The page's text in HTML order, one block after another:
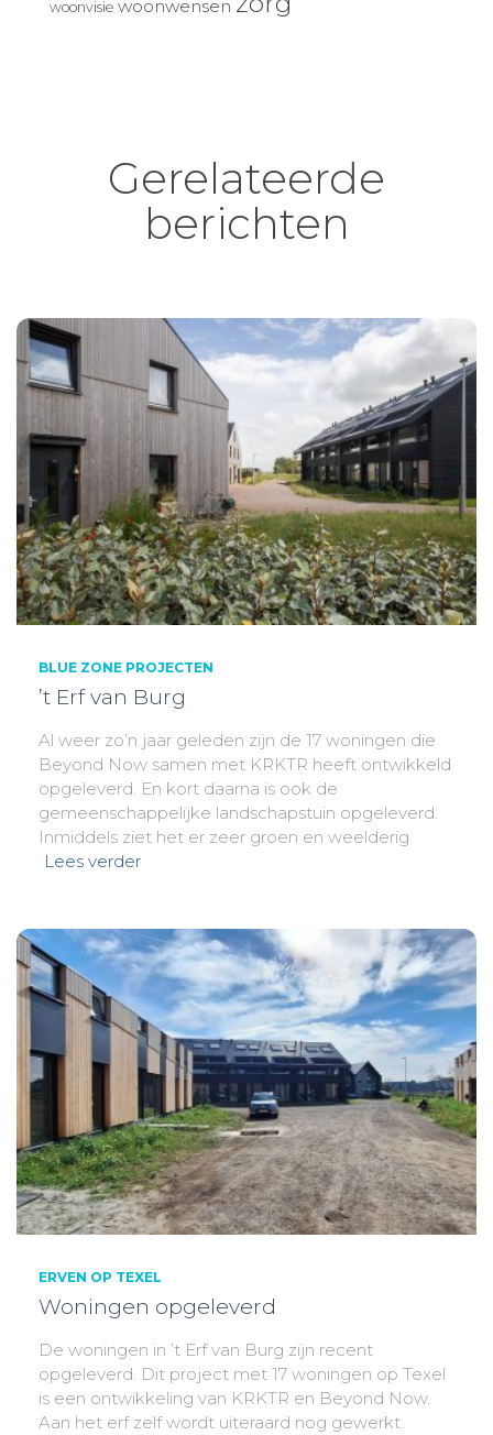
woonvisie woonwensen
Gerelateerde
berichten
BLUE ZONE PROJECTEN
’t Erf van Burg
Al weer zo’n jaar geleden zijn de 17 woningen die
Beyond Now samen met KRKTR heeft ontwikkeld
opgeleverd. En kort daarna is ook de
gemeenschappelijke landschapstuin opgeleverd.
Inmiddels ziet het er zeer groen en weelderig
Lees verder
ERVEN OP TEXEL
Woningen opgeleverd
De woningen in ’t Erf van Burg zijn recent
opgeleverd. Dit project met 17 woningen op Texel
is een ontwikkeling van KRKTR en Beyond Now.
Aan het erf zelf wordt uiteraard nog gewerkt.